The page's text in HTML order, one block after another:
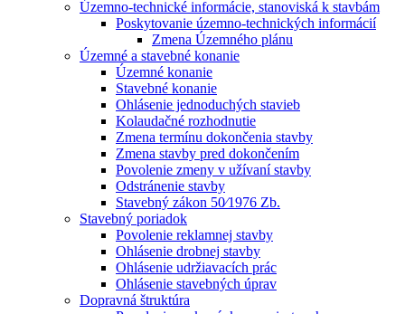
Územno-technické informácie, stanoviská k stavbám
Poskytovanie územno-technických informácií
Zmena Územného plánu
Územné a stavebné konanie
Územné konanie
Stavebné konanie
Ohlásenie jednoduchých stavieb
Kolaudačné rozhodnutie
Zmena termínu dokončenia stavby
Zmena stavby pred dokončením
Povolenie zmeny v užívaní stavby
Odstránenie stavby
Stavebný zákon 50⁄1976 Zb.
Stavebný poriadok
Povolenie reklamnej stavby
Ohlásenie drobnej stavby
Ohlásenie udržiavacích prác
Ohlásenie stavebných úprav
Dopravná štruktúra